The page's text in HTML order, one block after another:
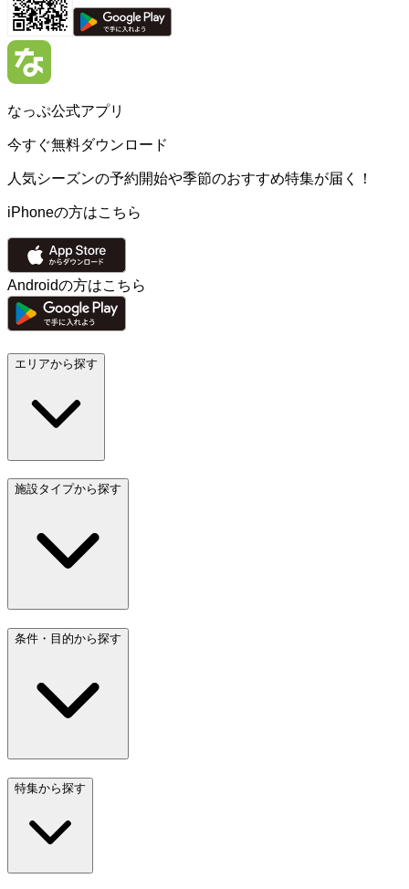
なっぷ公式アプリ
今すぐ無料ダウンロード
人気シーズンの予約開始や季節のおすすめ特集が届く！
iPhoneの方はこちら
Androidの方はこちら
エリアから探す
施設タイプから探す
条件・目的から探す
特集から探す